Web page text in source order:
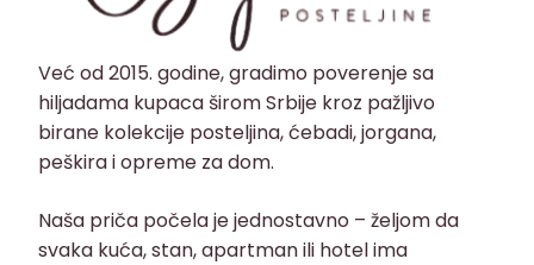
Već od 2015. godine, gradimo poverenje sa
hiljadama kupaca širom Srbije kroz pažljivo
birane kolekcije posteljina, ćebadi, jorgana,
peškira i opreme za dom.
Naša priča počela je jednostavno – željom da
svaka kuća, stan, apartman ili hotel ima